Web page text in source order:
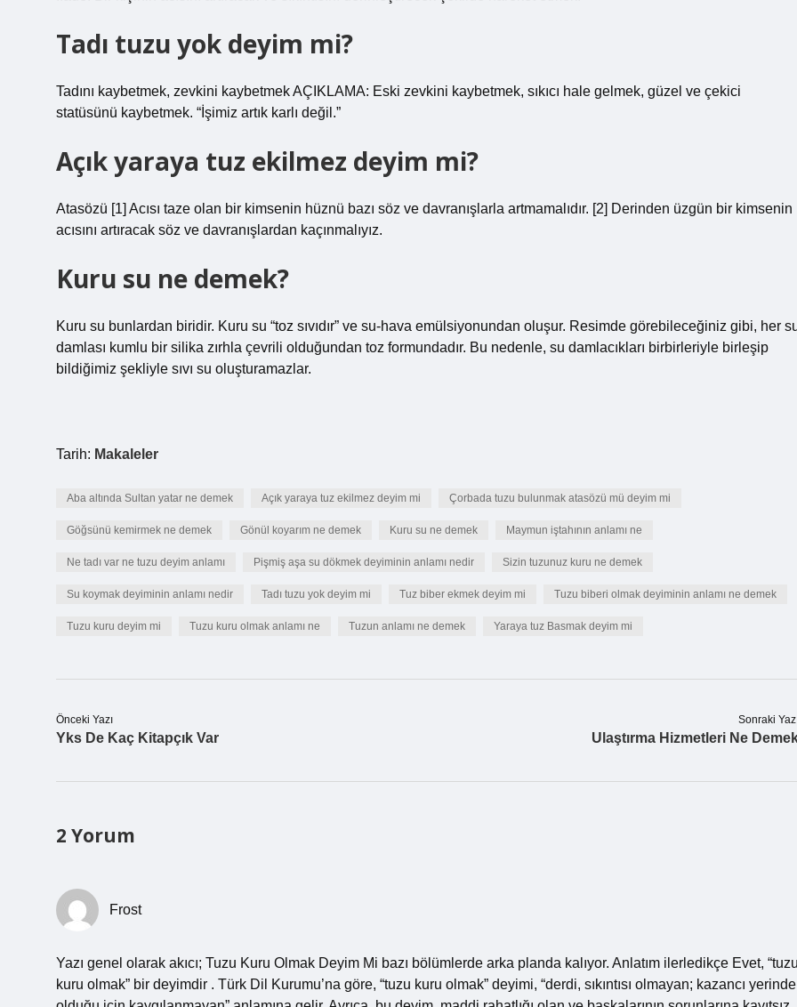
Tadı tuzu yok deyim mi?
Tadını kaybetmek, zevkini kaybetmek AÇIKLAMA: Eski zevkini kaybetmek, sıkıcı hale gelmek, güzel ve çekici
statüsünü kaybetmek. “İşimiz artık karlı değil.”
Açık yaraya tuz ekilmez deyim mi?
Atasözü [1] Acısı taze olan bir kimsenin hüznü bazı söz ve davranışlarla artmamalıdır. [2] Derinden üzgün bir kimsenin
acısını artıracak söz ve davranışlardan kaçınmalıyız.
Kuru su ne demek?
Kuru su bunlardan biridir. Kuru su “toz sıvıdır” ve su-hava emülsiyonundan oluşur. Resimde görebileceğiniz gibi, her
damlası kumlu bir silika zırhla çevrili olduğundan toz formundadır. Bu nedenle, su damlacıkları birbirleriyle birleşip
bildiğimiz şekliyle sıvı su oluşturamazlar.
Tarih: Makaleler
Aba altında Sultan yatar ne demek Açık yaraya tuz ekilmez deyim mi Çorbada tuzu bulunmak atasözü mü deyim mi
Göğsünü kemirmek ne demek Gönül koyarım ne demek Kuru su ne demek Maymun iştahının anlamı ne
Ne tadı var ne tuzu deyim anlamı Pişmiş aşa su dökmek deyiminin anlamı nedir Sizin tuzunuz kuru ne demek
Su koymak deyiminin anlamı nedir Tadı tuzu yok deyim mi Tuz biber ekmek deyim mi Tuzu biberi olmak deyiminin anlamı ne demek
Tuzu kuru deyim mi Tuzu kuru olmak anlamı ne Tuzun anlamı ne demek Yaraya tuz Basmak deyim mi
Önceki Yazı
Yks De Kaç Kitapçık Var
Sonraki
Ulaştırma Hizmetleri Ne
2 Yorum
Frost
Yazı genel olarak akıcı; Tuzu Kuru Olmak Deyim Mi bazı bölümlerde arka planda kalıyor. Anlatım ilerledikçe Evet,
kuru olmak” bir deyimdir . Türk Dil Kurumu’na göre, “tuzu kuru olmak” deyimi, “derdi, sıkıntısı olmayan; kazancı yerinde